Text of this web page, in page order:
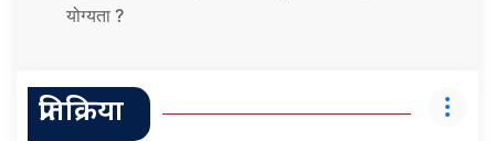
योग्यता ?
प्रतिक्रिया